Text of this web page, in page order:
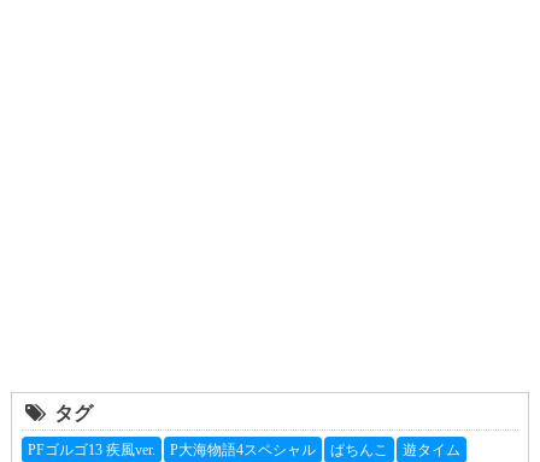
タグ
PFゴルゴ13 疾風ver. P大海物語4スペシャル ぱちんこ
遊タイム